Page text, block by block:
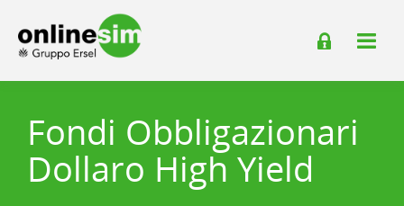
Fondi Obbligazionari
Dollaro High Yield